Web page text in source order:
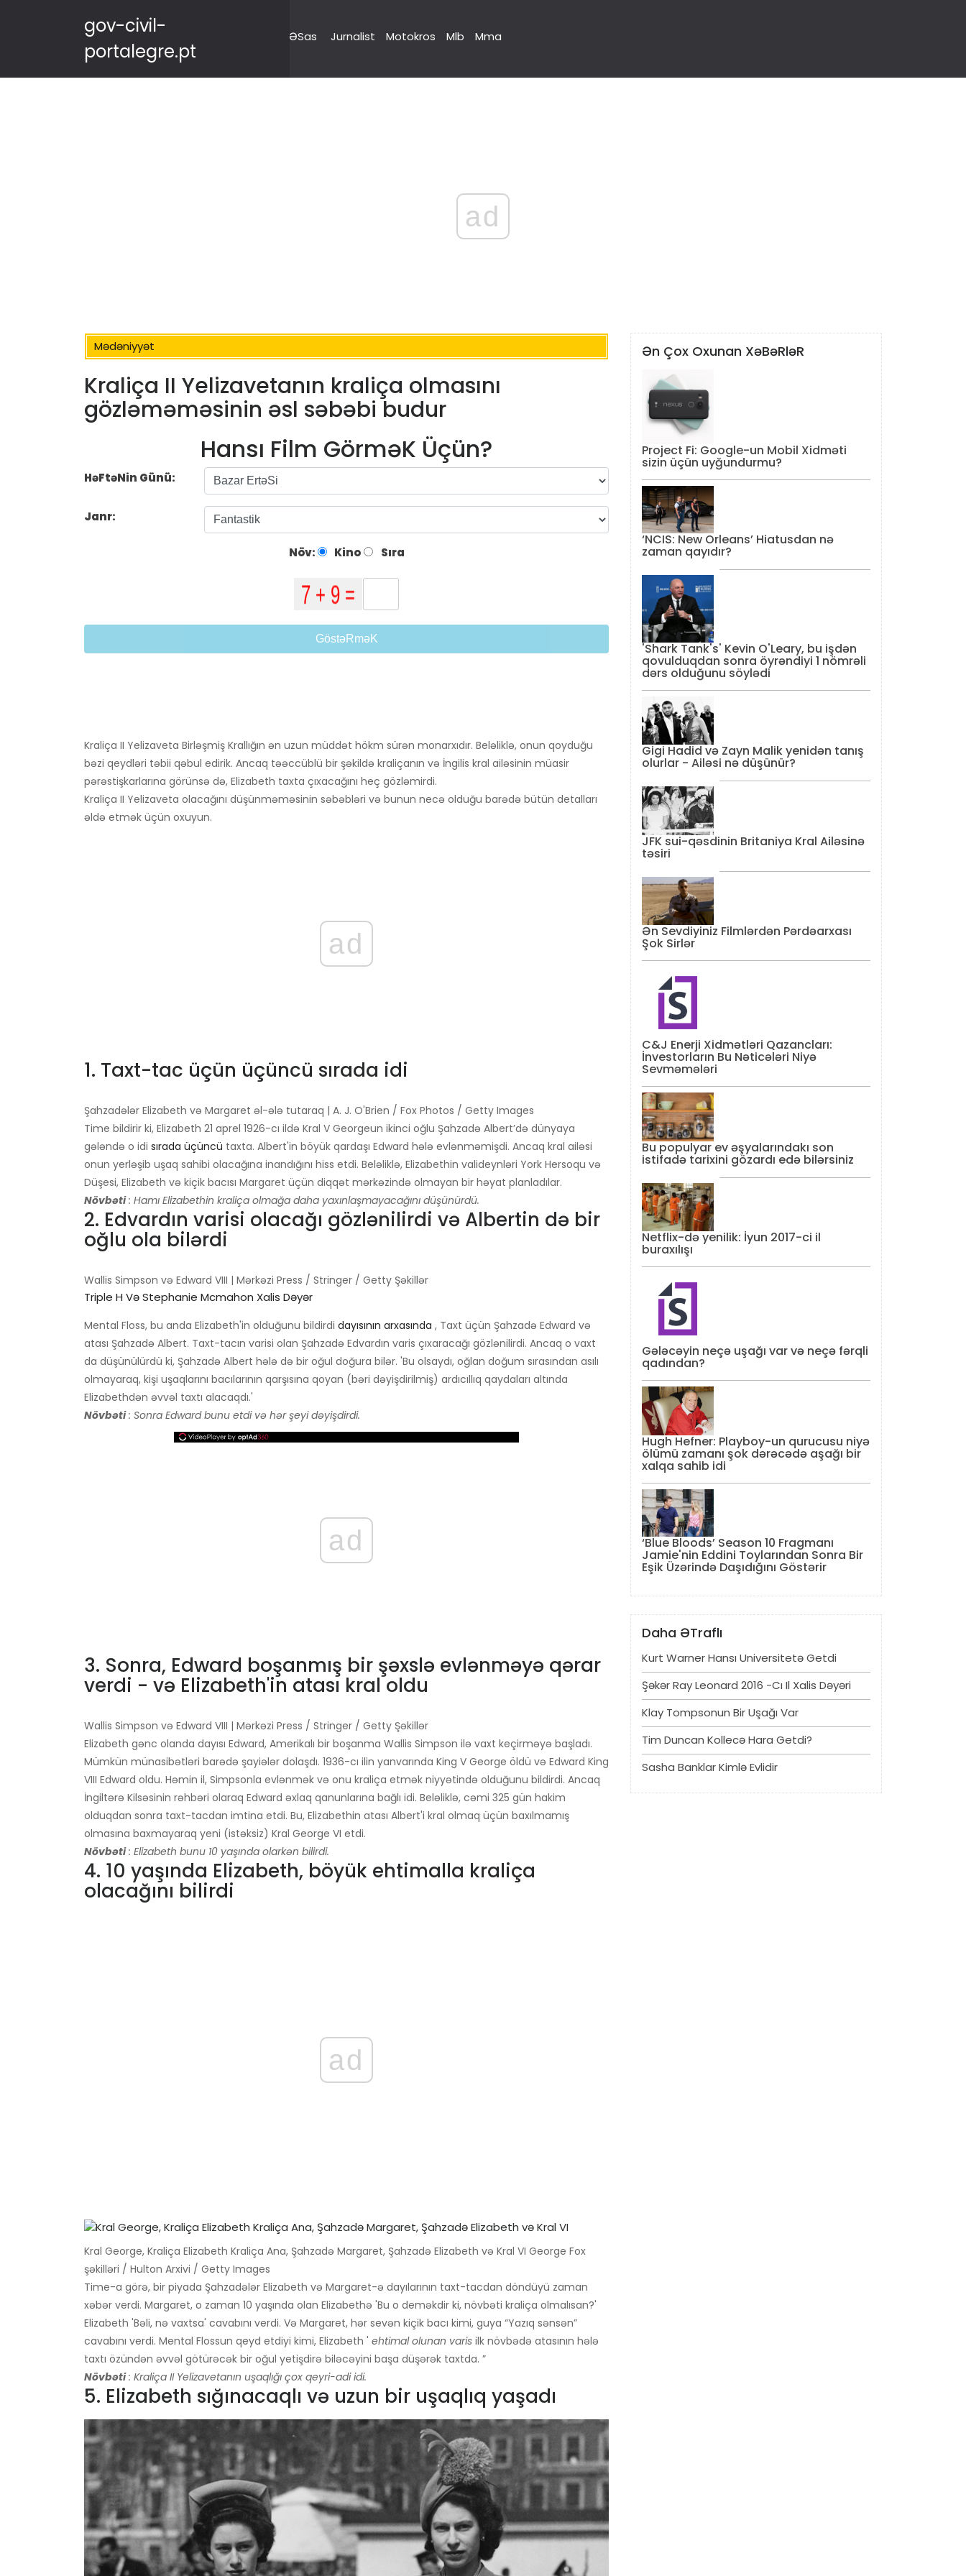
gov-civil-
portalegre.pt
ƏSas Jurnalist Motokros Mlb Mma
ad
Mədəniyyət
Kraliça II Yelizavetanın kraliça olmasını
gözləməməsinin əsl səbəbi budur
Hansı Film GörməK Üçün?
HəFtəNin Günü:
Janr:
Növ: Kino Sıra
GöstəRməK
Kraliça II Yelizaveta Birləşmiş Krallığın ən uzun müddət hökm sürən monarxıdır. Beləliklə, onun qoyduğu
bəzi qeydləri təbii qəbul edirik. Ancaq təəccüblü bir şəkildə kraliçanın və İngilis kral ailəsinin müasir
pərəstişkarlarına görünsə də, Elizabeth taxta çıxacağını heç gözləmirdi.
Kraliça II Yelizaveta olacağını düşünməməsinin səbəbləri və bunun necə olduğu barədə bütün detalları
əldə etmək üçün oxuyun.
ad
1. Taxt-tac üçün üçüncü sırada idi
Şahzadələr Elizabeth və Margaret əl-ələ tutaraq | A. J. O'Brien / Fox Photos / Getty Images
Time bildirir ki, Elizabeth 21 aprel 1926-cı ildə Kral V Georgeun ikinci oğlu Şahzadə Albert’də dünyaya
gələndə o idi sırada üçüncü taxta. Albert'in böyük qardaşı Edward hələ evlənməmişdi. Ancaq kral ailəsi
onun yerləşib uşaq sahibi olacağına inandığını hiss etdi. Beləliklə, Elizabethin valideynləri York Hersoqu və
Düşesi, Elizabeth və kiçik bacısı Margaret üçün diqqət mərkəzində olmayan bir həyat planladılar.
Növbəti : Hamı Elizabethin kraliça olmağa daha yaxınlaşmayacağını düşünürdü.
2. Edvardın varisi olacağı gözlənilirdi və Albertin də bir
oğlu ola bilərdi
Wallis Simpson və Edward VIII | Mərkəzi Press / Stringer / Getty Şəkillər
Triple H Və Stephanie Mcmahon Xalis Dəyər
Mental Floss, bu anda Elizabeth'in olduğunu bildirdi dayısının arxasında , Taxt üçün Şahzadə Edward və
atası Şahzadə Albert. Taxt-tacın varisi olan Şahzadə Edvardın varis çıxaracağı gözlənilirdi. Ancaq o vaxt
da düşünülürdü ki, Şahzadə Albert hələ də bir oğul doğura bilər. 'Bu olsaydı, oğlan doğum sırasından asılı
olmayaraq, kişi uşaqlarını bacılarının qarşısına qoyan (bəri dəyişdirilmiş) ardıcıllıq qaydaları altında
Elizabethdən əvvəl taxtı alacaqdı.'
Növbəti : Sonra Edward bunu etdi və hər şeyi dəyişdirdi.
ad
3. Sonra, Edward boşanmış bir şəxslə evlənməyə qərar
verdi - və Elizabeth'in atası kral oldu
Wallis Simpson və Edward VIII | Mərkəzi Press / Stringer / Getty Şəkillər
Elizabeth gənc olanda dayısı Edward, Amerikalı bir boşanma Wallis Simpson ilə vaxt keçirməyə başladı.
Mümkün münasibətləri barədə şayiələr dolaşdı. 1936-cı ilin yanvarında King V George öldü və Edward King
VIII Edward oldu. Həmin il, Simpsonla evlənmək və onu kraliça etmək niyyətində olduğunu bildirdi. Ancaq
İngiltərə Kilsəsinin rəhbəri olaraq Edward əxlaq qanunlarına bağlı idi. Beləliklə, cəmi 325 gün hakim
olduqdan sonra taxt-tacdan imtina etdi. Bu, Elizabethin atası Albert'i kral olmaq üçün baxılmamış
olmasına baxmayaraq yeni (istəksiz) Kral George VI etdi.
Növbəti : Elizabeth bunu 10 yaşında olarkən bilirdi.
4. 10 yaşında Elizabeth, böyük ehtimalla kraliça
olacağını bilirdi
ad
Kral George, Kraliça Elizabeth Kraliça Ana, Şahzadə Margaret, Şahzadə Elizabeth və Kral VI George Fox
şəkilləri / Hulton Arxivi / Getty Images
Time-a görə, bir piyada Şahzadələr Elizabeth və Margaret-ə dayılarının taxt-tacdan döndüyü zaman
xəbər verdi. Margaret, o zaman 10 yaşında olan Elizabethə 'Bu o deməkdir ki, növbəti kraliça olmalısan?'
Elizabeth 'Bəli, nə vaxtsa' cavabını verdi. Və Margaret, hər sevən kiçik bacı kimi, guya “Yazıq sənsən”
cavabını verdi. Mental Flossun qeyd etdiyi kimi, Elizabeth ' ehtimal olunan varis ilk növbədə atasının hələ
taxtı özündən əvvəl götürəcək bir oğul yetişdirə biləcəyini başa düşərək taxtda. ”
Növbəti : Kraliça II Yelizavetanın uşaqlığı çox qeyri-adi idi.
5. Elizabeth sığınacaqlı və uzun bir uşaqlıq yaşadı
Ən Çox Oxunan XəBəRləR
Project Fi: Google-un Mobil Xidməti
sizin üçün uyğundurmu?
‘NCIS: New Orleans’ Hiatusdan nə
zaman qayıdır?
'Shark Tank's' Kevin O'Leary, bu işdən
qovulduqdan sonra öyrəndiyi 1 nömrəli
dərs olduğunu söylədi
Gigi Hadid və Zayn Malik yenidən tanış
olurlar - Ailəsi nə düşünür?
JFK sui-qəsdinin Britaniya Kral Ailəsinə
təsiri
Ən Sevdiyiniz Filmlərdən Pərdəarxası
Şok Sirlər
C&J Enerji Xidmətləri Qazancları:
İnvestorların Bu Nəticələri Niyə
Sevməmələri
Bu populyar ev əşyalarındakı son
istifadə tarixini gözardı edə bilərsiniz
Netflix-də yenilik: İyun 2017-ci il
buraxılışı
Gələcəyin neçə uşağı var və neçə fərqli
qadından?
Hugh Hefner: Playboy-un qurucusu niyə
ölümü zamanı şok dərəcədə aşağı bir
xalqa sahib idi
‘Blue Bloods’ Season 10 Fragmanı
Jamie'nin Eddini Toylarından Sonra Bir
Eşik Üzərində Daşıdığını Göstərir
Daha ƏTraflı
Kurt Warner Hansı Universitetə ​​getdi
Şəkər Ray Leonard 2016 -cı Il Xalis Dəyəri
Klay Tompsonun Bir Uşağı Var
Tim Duncan Kollecə Hara Getdi?
Sasha Banklar Kimlə Evlidir